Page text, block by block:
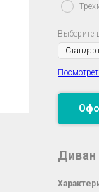
Выберите
Диван